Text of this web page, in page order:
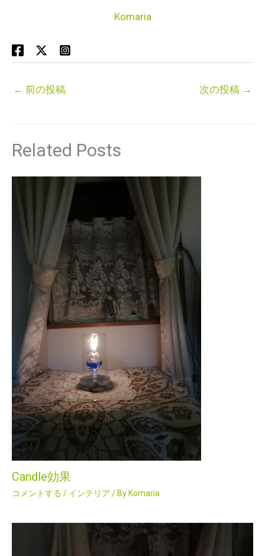
Komaria
← 前の投稿 次の投稿 →
Related Posts
Candle効果
コメントする / インテリア / By Komaria